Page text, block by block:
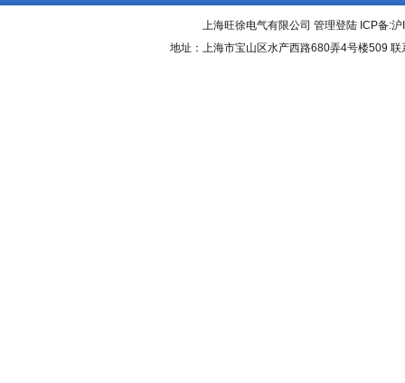
上海旺徐电气有限公司 管理登陆 ICP备:沪
地址：上海市宝山区水产西路680弄4号楼509